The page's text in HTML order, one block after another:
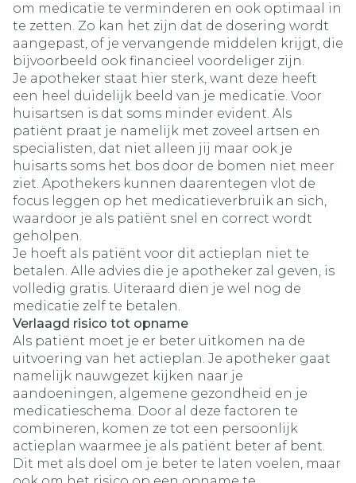
om medicatie te verminderen en ook optimaal in
te zetten. Zo kan het zijn dat de dosering wordt
aangepast, of je vervangende middelen krijgt, die
bijvoorbeeld ook financieel voordeliger zijn.
Je apotheker staat hier sterk, want deze heeft
een heel duidelijk beeld van je medicatie. Voor
huisartsen is dat soms minder evident. Als
patiënt praat je namelijk met zoveel artsen en
specialisten, dat niet alleen jij maar ook je
huisarts soms het bos door de bomen niet meer
ziet. Apothekers kunnen daarentegen vlot de
focus leggen op het medicatieverbruik an sich,
waardoor je als patiënt snel en correct wordt
geholpen.
Je hoeft als patiënt voor dit actieplan niet te
betalen. Alle advies die je apotheker zal geven, is
volledig gratis. Uiteraard dien je wel nog de
medicatie zelf te betalen.
Verlaagd risico tot opname
Als patiënt moet je er beter uitkomen na de
uitvoering van het actieplan. Je apotheker gaat
namelijk nauwgezet kijken naar je
aandoeningen, algemene gezondheid en je
medicatieschema. Door al deze factoren te
combineren, komen ze tot een persoonlijk
actieplan waarmee je als patiënt beter af bent.
Dit met als doel om je beter te laten voelen, maar